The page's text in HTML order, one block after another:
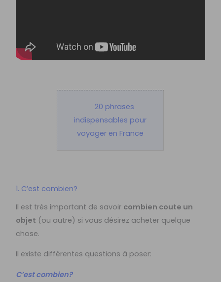
20 phrases
indispensables pour
voyager en France
1. C’est combien?
Il est très important de savoir combien coute un
objet (ou autre) si vous désirez acheter quelque
chose.
Il existe différentes questions à poser:
C’est combien?